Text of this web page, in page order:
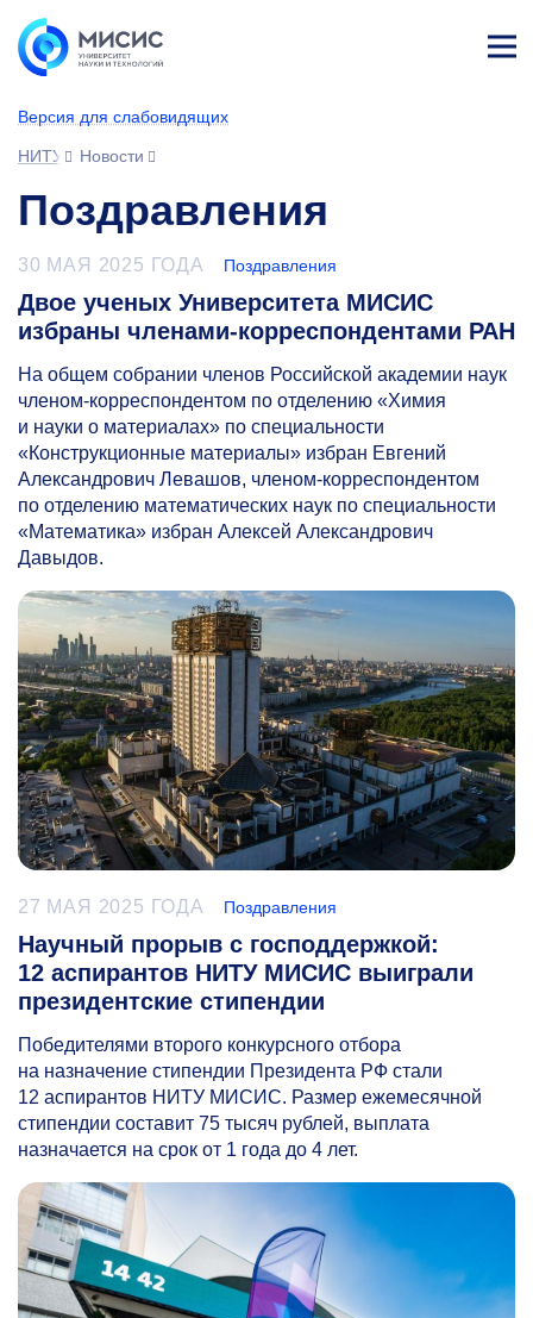
Версия для слабовидящих
НИТУ МИСИС
Новости
Поздравления
30 МАЯ 2025 ГОДА Поздравления
Двое ученых Университета МИСИС
избраны членами-корреспондентами РАН
На общем собрании членов Российской академии наук
членом-корреспондентом по отделению «Химия
и науки о материалах» по специальности
«Конструкционные материалы» избран Евгений
Александрович Левашов, членом-корреспондентом
по отделению математических наук по специальности
«Математика» избран Алексей Александрович
Давыдов.
27 МАЯ 2025 ГОДА Поздравления
Научный прорыв с господдержкой:
12 аспирантов НИТУ МИСИС выиграли
президентские стипендии
Победителями второго конкурсного отбора
на назначение стипендии Президента РФ стали
12 аспирантов НИТУ МИСИС. Размер ежемесячной
стипендии составит 75 тысяч рублей, выплата
назначается на срок от 1 года до 4 лет.